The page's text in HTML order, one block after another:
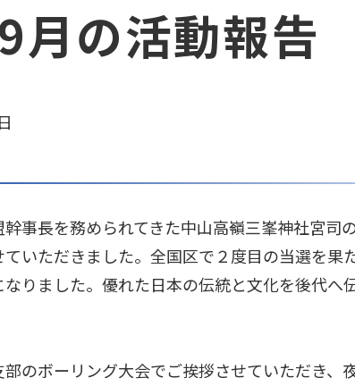
月の活動報告
事長を務められてきた中山高嶺三峯神社宮司
いただきました。全国区で２度目の当選を果
りました。優れた日本の伝統と文化を後代へ
のボーリング大会でご挨拶させていただき、